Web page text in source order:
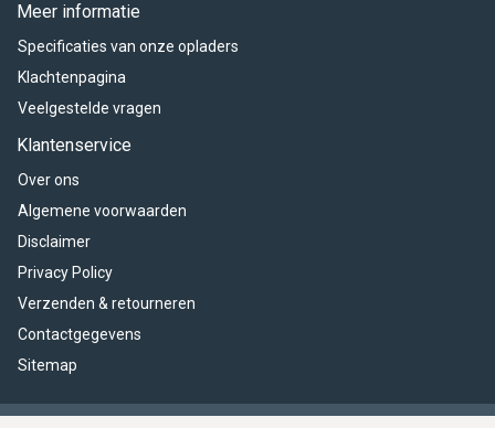
Meer informatie
Specificaties van onze opladers
Klachtenpagina
Veelgestelde vragen
Klantenservice
Over ons
Algemene voorwaarden
Disclaimer
Privacy Policy
Verzenden & retourneren
Contactgegevens
Sitemap